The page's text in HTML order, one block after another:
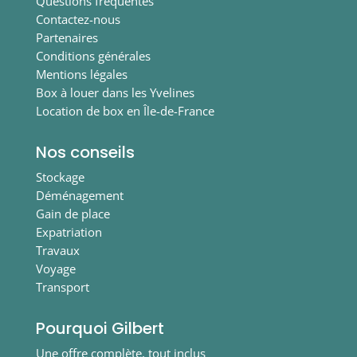
Contactez-nous
Partenaires
Conditions générales
Mentions légales
Box à louer dans les Yvelines
Location de box en Île-de-France
Nos conseils
Stockage
Déménagement
Gain de place
Expatriation
Travaux
Voyage
Transport
Pourquoi Gilbert
Une offre complète, tout inclus